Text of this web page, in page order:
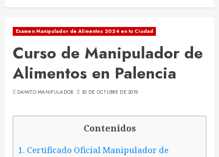
Examen Manipulador de Alimentos 2024 en tu Ciudad
Curso de Manipulador de
Alimentos en Palencia
DAMITO MANIPULADOR 30 DE OCTUBRE DE 2019
Contenidos
1. Certificado Oficial Manipulador de